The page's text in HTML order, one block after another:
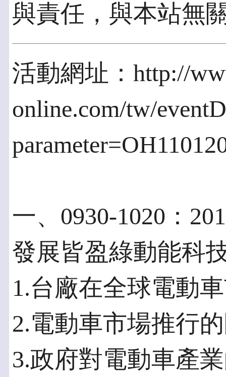
與責任，與本站無
活動網址：http://
online.com/tw/
一、0930-1020：
發展皆盈綠動能科
1.台廠在全球電動
2.電動車市場推行
3.政府對電動車產